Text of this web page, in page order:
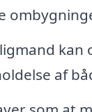
kan
af